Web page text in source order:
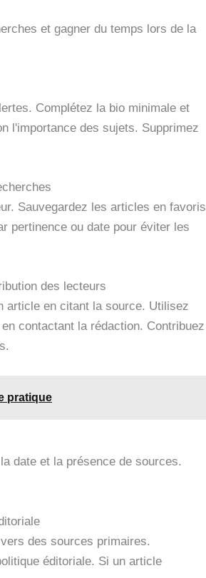
et gagner du temps lors de la
Complétez la bio minimale et
l'importance des sujets. Supprimez
Sauvegardez les articles en favoris
pertinence ou date pour éviter les
des lecteurs
article en citant la source. Utilisez
contactant la rédaction. Contribuez
pratique
date et la présence de sources.
des sources primaires.
éditoriale. Si un article